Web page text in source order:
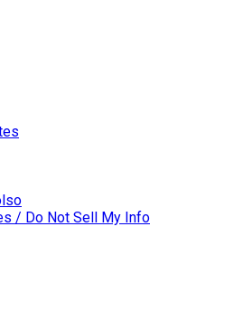
/ Do Not Sell My Info